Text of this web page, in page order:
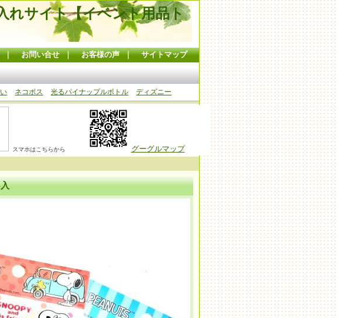
れサイト【イベント用品ト
｜ お問い合せ｜ お客様の声｜ サイトマップ
ネコポス 光るパイナップルボトル ディズニー
スマホはこちらから
グーグルマップ
入